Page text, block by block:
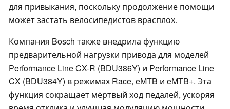
для привыкания, поскольку продолжение помощи
может застать велосипедистов врасплох.
Компания Bosch также внедрила функцию
предварительной нагрузки привода для моделей
Performance Line CX-R (BDU386Y) и Performance Line
CX (BDU384Y) в режимах Race, eMTB и eMTB+. Эта
функция сокращает мёртвый ход педалей, ускоряя